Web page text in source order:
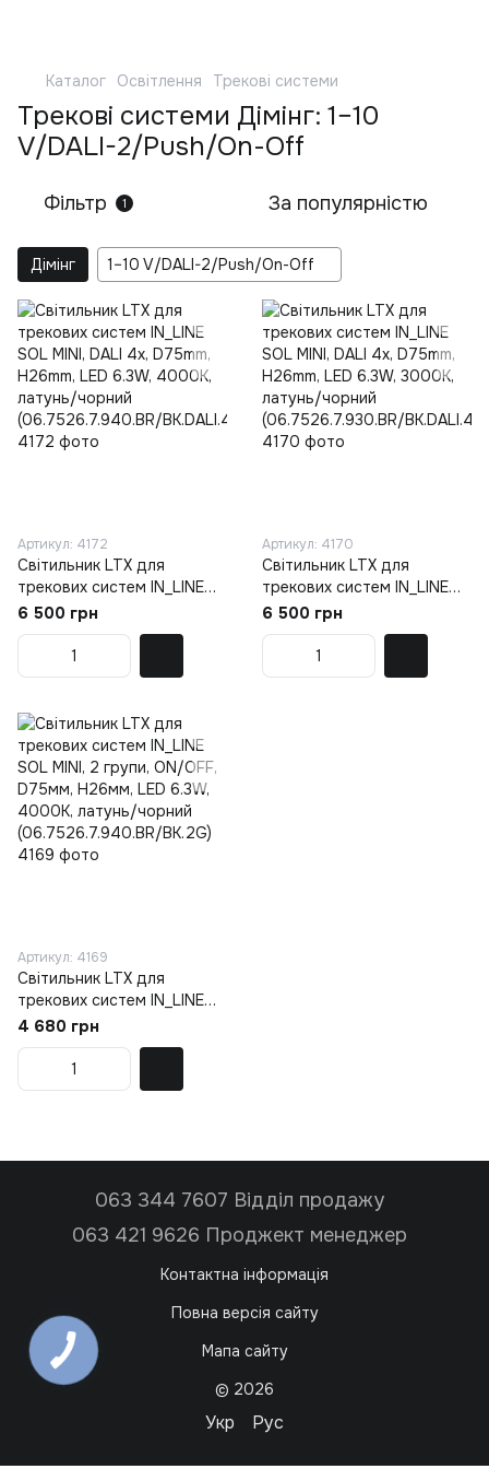
Каталог Освітлення Трекові системи
Трекові системи Дімінг: 1–10
V/DALI-2/Push/On-Off
Фільтр 1 За популярністю
Дімінг 1–10 V/DALI-2/Push/On-Off
Артикул: 4172
Світильник LTX для
трекових систем IN_LINE
SOL MINI, DALI 4x, D75mm,
H26mm, LED 6.3W, 4000K,
латунь/чорний
(06.7526.7.940.BR/BK.DALI.
6 500 грн
Артикул: 4170
Світильник LTX для
трекових систем IN_LINE
SOL MINI, DALI 4x, D75mm,
H26mm, LED 6.3W, 3000K,
латунь/чорний
(06.7526.7.930.BR/BK.DALI.
6 500 грн
Артикул: 4169
Світильник LTX для
трекових систем IN_LINE
SOL MINI, 2 групи, ON/OFF,
D75мм, H26мм, LED 6.3W,
4000K, латунь/чорний
(06.7526.7.940.BR/BK.2G)
4 680 грн
063 344 7607 Відділ продажу
063 421 9626 Проджект менеджер
Контактна інформація
Повна версія сайту
Мапа сайту
© 2026
Укр Рус